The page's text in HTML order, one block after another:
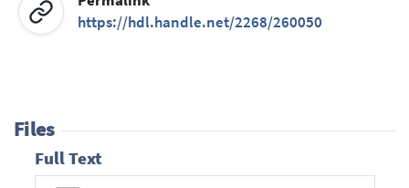
https://hdl.handle.net/2268/260050
Files
Full Text